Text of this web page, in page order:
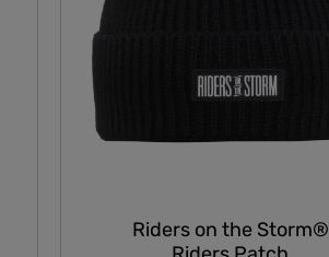
Riders on the Storm®